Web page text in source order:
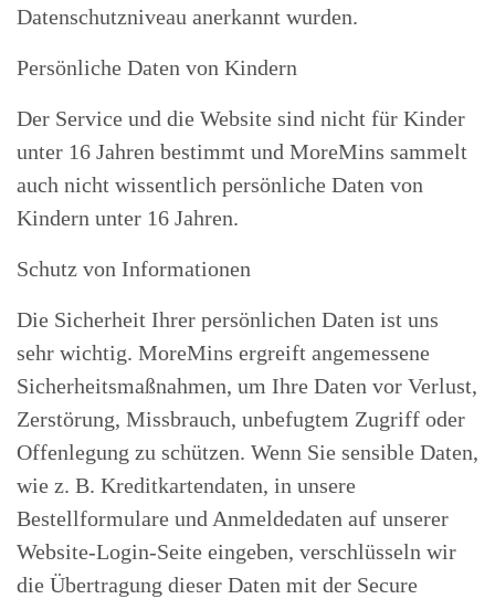
Datenschutzniveau anerkannt wurden.
Persönliche Daten von Kindern
Der Service und die Website sind nicht für Kinder
unter 16 Jahren bestimmt und MoreMins sammelt
auch nicht wissentlich persönliche Daten von
Kindern unter 16 Jahren.
Schutz von Informationen
Die Sicherheit Ihrer persönlichen Daten ist uns
sehr wichtig. MoreMins ergreift angemessene
Sicherheitsmaßnahmen, um Ihre Daten vor Verlust,
Zerstörung, Missbrauch, unbefugtem Zugriff oder
Offenlegung zu schützen. Wenn Sie sensible Daten,
wie z. B. Kreditkartendaten, in unsere
Bestellformulare und Anmeldedaten auf unserer
Website-Login-Seite eingeben, verschlüsseln wir
die Übertragung dieser Daten mit der Secure